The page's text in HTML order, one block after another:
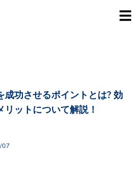
成功させるポイントとは? 効
ットについて解説！
07